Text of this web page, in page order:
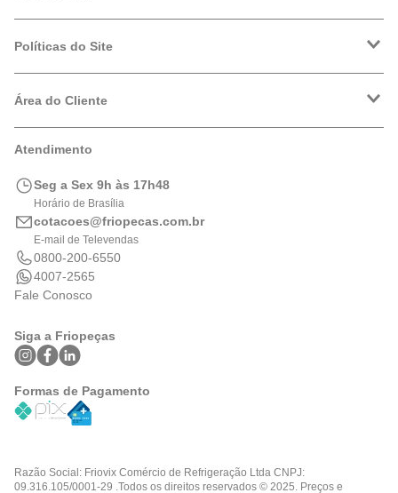
Trabalhe Conosco
Políticas do Site
Política de Privacidade
Logística
Área do Cliente
Meus Pedidos
Portal de Boletos
Atendimento
Seg a Sex 9h às 17h48
Horário de Brasília
cotacoes@friopecas.com.br
E-mail de Televendas
0800-200-6550
4007-2565
Fale Conosco
Siga a Friopeças
Formas de Pagamento
Razão Social: Friovix Comércio de Refrigeração Ltda CNPJ:
09.316.105/0001-29 .Todos os direitos reservados © 2025. Preços e